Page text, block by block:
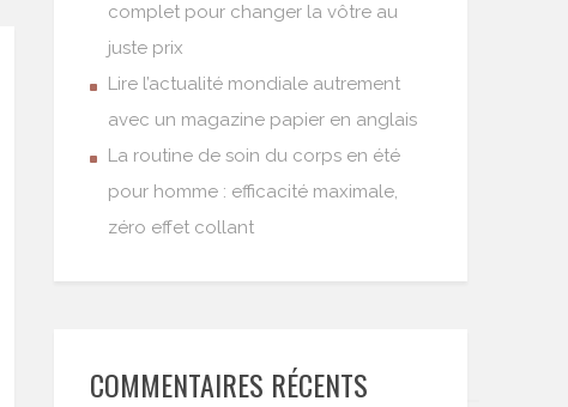
complet pour changer la vôtre au
juste prix
Lire l’actualité mondiale autrement
avec un magazine papier en anglais
La routine de soin du corps en été
pour homme : efficacité maximale,
zéro effet collant
COMMENTAIRES RÉCENTS